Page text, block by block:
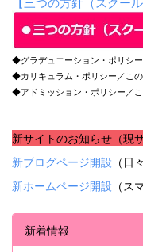
◆グラデュエーション・ポリシ
◆カリキュラム・ポリシー／こ
◆アドミッション・ポリシー／
新サイトのお知らせ（現
新ブログページ開設 （日
新ホームページ開設 （ス
新着情報